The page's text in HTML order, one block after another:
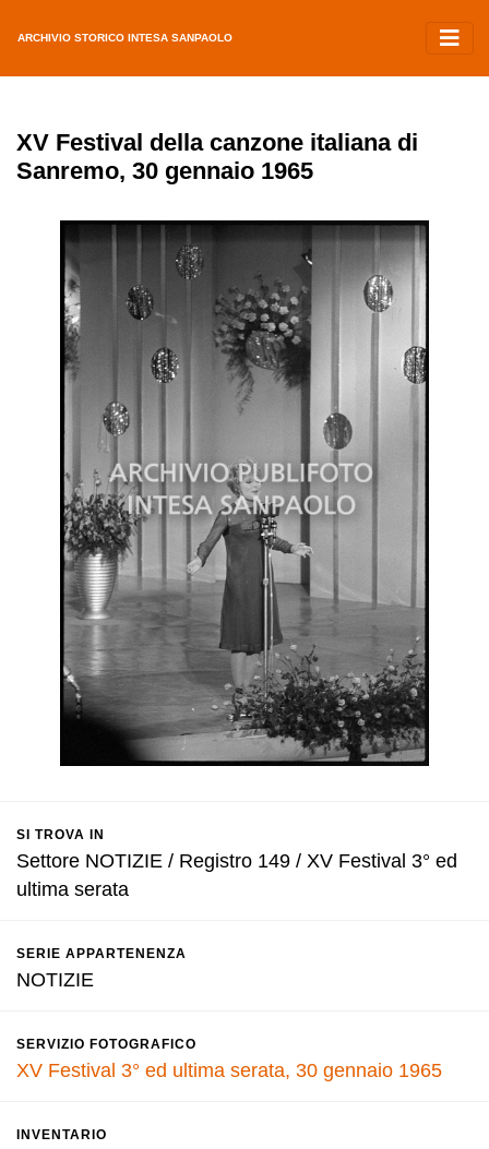
ARCHIVIO STORICO INTESA SANPAOLO
XV Festival della canzone italiana di
Sanremo, 30 gennaio 1965
SI TROVA IN
Settore NOTIZIE / Registro 149 / XV Festival 3° ed
ultima serata
SERIE APPARTENENZA
NOTIZIE
SERVIZIO FOTOGRAFICO
XV Festival 3° ed ultima serata, 30 gennaio 1965
INVENTARIO